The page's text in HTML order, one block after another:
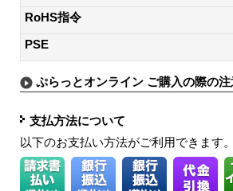
RoHS指令
PSE
ぷらっとオンライン ご購入の際の注
支払方法について
以下のお支払い方法がご利用できます。